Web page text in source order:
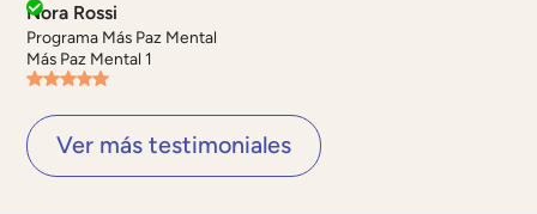
Nora Rossi
Programa Más Paz Mental
Más Paz Mental 1
Ver más testimoniales